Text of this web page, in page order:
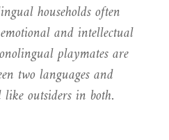
households often
and intellectual
playmates are
two languages and
outsiders in both.